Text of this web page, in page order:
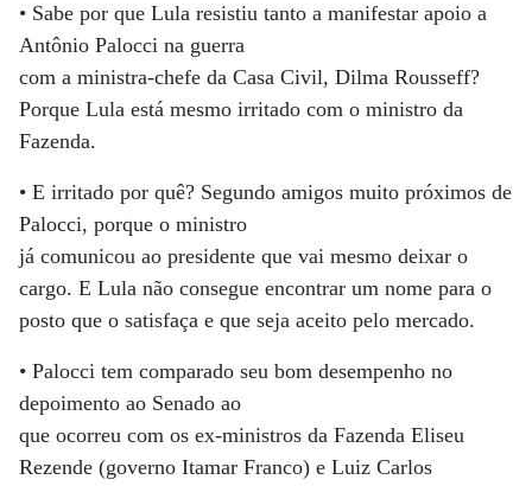
• Sabe por que Lula resistiu tanto a manifestar apoio a
Antônio Palocci na guerra
com a ministra-chefe da Casa Civil, Dilma Rousseff?
Porque Lula está mesmo irritado com o ministro da
Fazenda.
• E irritado por quê? Segundo amigos muito próximos de
Palocci, porque o ministro
já comunicou ao presidente que vai mesmo deixar o
cargo. E Lula não consegue encontrar um nome para o
posto que o satisfaça e que seja aceito pelo mercado.
• Palocci tem comparado seu bom desempenho no
depoimento ao Senado ao
que ocorreu com os ex-ministros da Fazenda Eliseu
Rezende (governo Itamar Franco) e Luiz Carlos